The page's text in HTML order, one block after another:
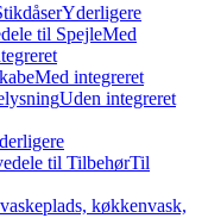
Yderligere
til SpejleMed
Med integreret
Uden integreret
til TilbehørTil
køkkenvask,